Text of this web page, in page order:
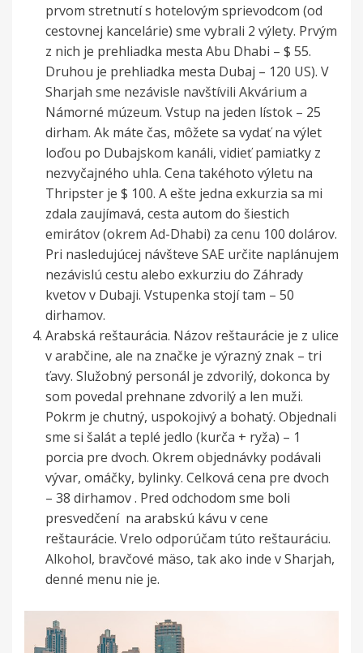
prvom stretnutí s hotelovým sprievodcom (od
cestovnej kancelárie) sme vybrali 2 výlety. Prvým
z nich je prehliadka mesta Abu Dhabi – $ 55.
Druhou je prehliadka mesta Dubaj – 120 US). V
Sharjah sme nezávisle navštívili Akvárium a
Námorné múzeum. Vstup na jeden lístok – 25
dirham. Ak máte čas, môžete sa vydať na výlet
loďou po Dubajskom kanáli, vidieť pamiatky z
nezvyčajného uhla. Cena takéhoto výletu na
Thripster je $ 100. A ešte jedna exkurzia sa mi
zdala zaujímavá, cesta autom do šiestich
emirátov (okrem Ad-Dhabi) za cenu 100 dolárov.
Pri nasledujúcej návšteve SAE určite naplánujem
nezávislú cestu alebo exkurziu do Záhrady
kvetov v Dubaji. Vstupenka stojí tam – 50
dirhamov.
Arabská reštaurácia. Názov reštaurácie je z ulice
v arabčine, ale na značke je výrazný znak – tri
ťavy. Služobný personál je zdvorilý, dokonca by
som povedal prehnane zdvorilý a len muži.
Pokrm je chutný, uspokojivý a bohatý. Objednali
sme si šalát a teplé jedlo (kurča + ryža) – 1
porcia pre dvoch. Okrem objednávky podávali
vývar, omáčky, bylinky. Celková cena pre dvoch
– 38 dirhamov . Pred odchodom sme boli
presvedčení na arabskú kávu v cene
reštaurácie. Vrelo odporúčam túto reštauráciu.
Alkohol, bravčové mäso, tak ako inde v Sharjah,
denné menu nie je.